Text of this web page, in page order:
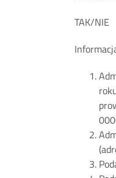
TAK/NIE